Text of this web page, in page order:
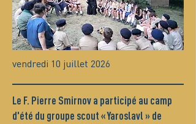
vendredi 10 juillet 2026
Le F. Pierre Smirnov a participé au camp
d'été du groupe scout « Yaroslavl » de